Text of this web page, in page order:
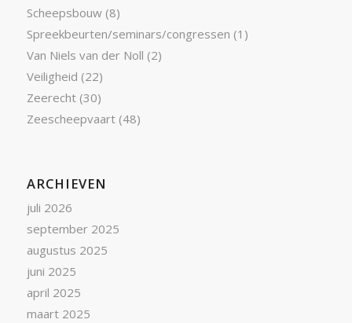
Scheepsbouw(8)
Spreekbeurten/seminars/congressen (1)
Van Niels van der Noll (2)
Veiligheid (22)
Zeerecht(30)
Zeescheepvaart(48)
ARCHIEVEN
juli 2026
september 2025
augustus 2025
juni 2025
april 2025
maart 2025